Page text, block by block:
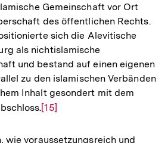
Gemeinschaft vor Ort
des öffentlichen Rechts.
sich die Alevitische
als nichtislamische
und bestand auf einen eigenen
zu den islamischen Verbänden
Inhalt gesondert mit dem
Zur
der
[15]
wie voraussetzungsreich und